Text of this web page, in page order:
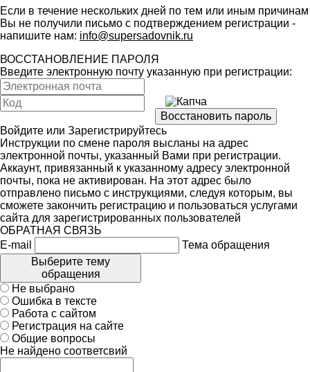
Если в течение нескольких дней по тем или иным причинам
Вы не получили письмо с подтверждением регистрации -
напишите нам: info@supersadovnik.ru
ВОССТАНОВЛЕНИЕ ПАРОЛЯ
Введите электронную почту указанную при регистрации:
Войдите или Зарегистрируйтесь
Инструкции по смене пароля высланы на адрес
электронной почты, указанный Вами при регистрации.
Аккаунт, привязанный к указанному адресу электронной
почты, пока не активирован. На этот адрес было
отправлено письмо с инструкциями, следуя которым, вы
сможете закончить регистрацию и пользоваться услугами
сайта для зарегистрированных пользователей
ОБРАТНАЯ СВЯЗЬ
E-mail
Тема обращения
Выберите тему
обращения
Не выбрано
Ошибка в тексте
Работа с сайтом
Регистрация на сайте
Общие вопросы
Не найдено соответсвий